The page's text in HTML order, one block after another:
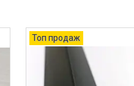
Топ продаж